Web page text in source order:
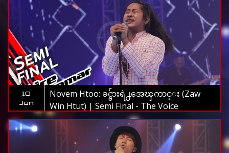
10
Jun
Novem Htoo: ခင္ဗ်ားရဲ႕အေၾကာင္း (Zaw
Win Htut) | Semi Final - The Voice
Myanmar 2019